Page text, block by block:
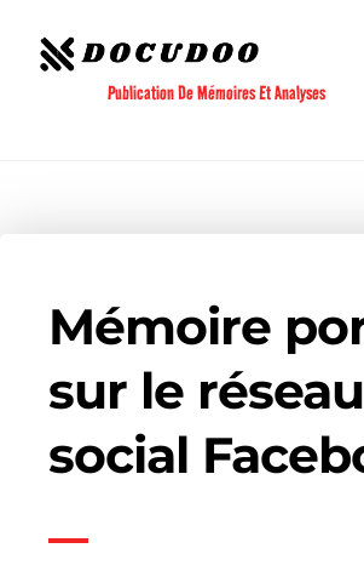
contenu
Publication De Mémoires Et Analyses
Mémoire
sur le réseau
social